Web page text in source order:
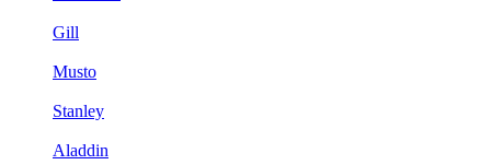
Gill
Musto
Stanley
Aladdin